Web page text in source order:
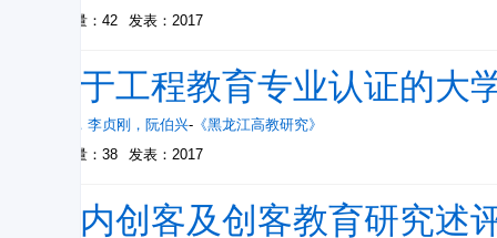
被引量：42
发表：2017
基于工程教育专业认证的大
， 李贞刚 ， 阮伯兴- 《黑龙江高教研究》
被引量：38
发表：2017
国内创客及创客教育研究述